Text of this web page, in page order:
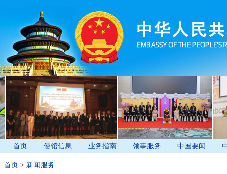
首页 使馆信息 业务指南 领事服务 中国要闻
首页 > 新闻服务